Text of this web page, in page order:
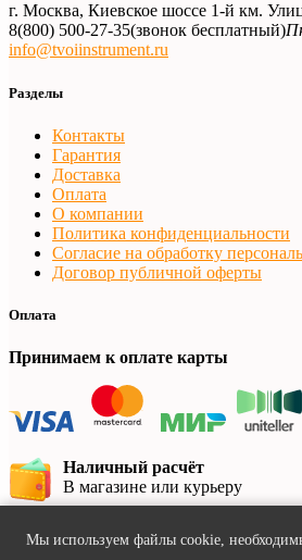
г. Москва, Киевское шоссе 1-й км.
8(800) 500-27-35(звонок бесплатный)
info@tvoiinstrument.ru
Разделы
Контакты
Гарантия
Доставка
Оплата
О компании
Политика конфиденциальности
Согласие на обработку
Договор публичной оферты
Оплата
Принимаем к оплате карты
Наличный расчёт
В магазине или курьеру
Банковский перевод
Мы используем файлы cookie,